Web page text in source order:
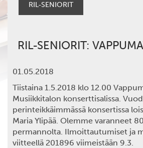
RIL-SENIORIT
RIL-SENIORIT:
01.05.2018
Tiistaina 1.5.2018 klo 12.00
Musiikkitalon konserttisalissa.
perinteikkäimmässä konsertissa
Maria Ylipää. Olemme varanneet
permannolta. Ilmoittautumiset ja
viitteellä 201896 viimeistään 9.3.